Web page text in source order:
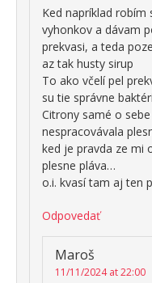
Ked napríklad robím
vyhonkov a dávam
prekvasi, a teda
az tak husty sirup
To ako včelí pel
su tie správne
Citrony samé o
nespracovávala
ked je pravda ze mi
plesne pláva…
o.i. kvasí tam aj ten
Odpovedať
Maroš
11/11/2024 at 22:00